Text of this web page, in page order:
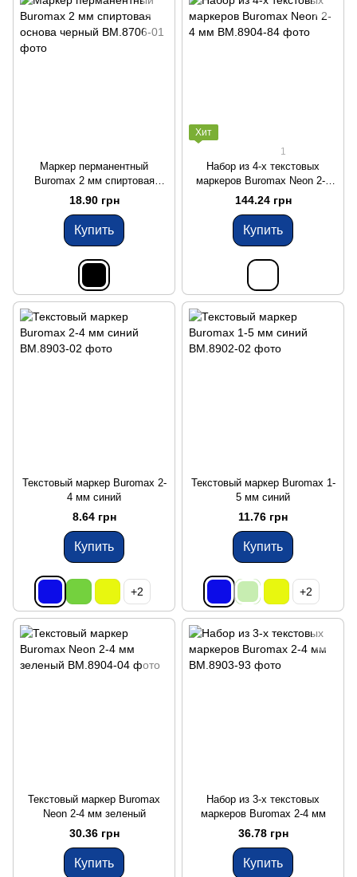
Маркер перманентный
Buromax 2 мм спиртовая
основа черный
18.90 грн
Купить
Хит
1
Набор из 4-х текстовых
маркеров Buromax Neon 2-4
мм
144.24 грн
Купить
Текстовый маркер Buromax 2-
4 мм синий
8.64 грн
Купить
+2
Текстовый маркер Buromax 1-
5 мм синий
11.76 грн
Купить
+2
Текстовый маркер Buromax
Neon 2-4 мм зеленый
30.36 грн
Купить
Набор из 3-х текстовых
маркеров Buromax 2-4 мм
36.78 грн
Купить